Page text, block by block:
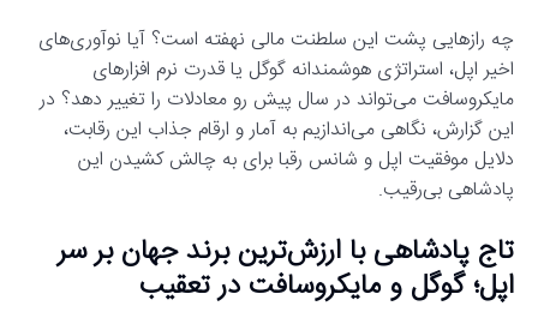
چه رازهایی پشت این سلطنت مالی نهفته است؟ آیا نوآوری‌های
اخیر اپل، استراتژی هوشمندانه گوگل یا قدرت نرم افزارهای
مایکروسافت می‌تواند در سال پیش رو معادلات را تغییر دهد؟ در
این گزارش، نگاهی می‌اندازیم به آمار و ارقام جذاب این رقابت،
دلایل موفقیت اپل و شانس رقبا برای به چالش کشیدن این
پادشاهی بی‌رقیب.
تاج پادشاهی با ارزش‌ترین برند جهان بر سر
اپل؛ گوگل و مایکروسافت در تعقیب